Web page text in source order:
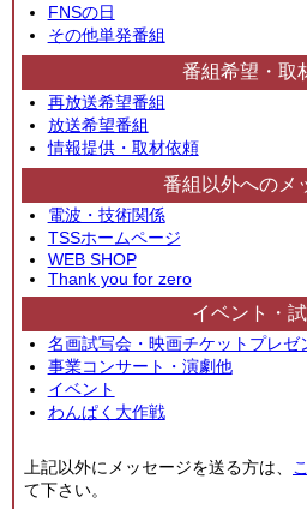
FNSの日
その他単発番組
番組希望・取
再放送希望番組
放送希望番組
情報提供・取材依頼
番組以外へのメ
電波・技術関係
TSSホームページ
WEB SHOP
Thank you for zero
イベント・
名画試写会・映画チケットプレゼ
事業コンサート・演劇他
イベント
わんぱく大作戦
上記以外にメッセージを送る方は、
て下さい。